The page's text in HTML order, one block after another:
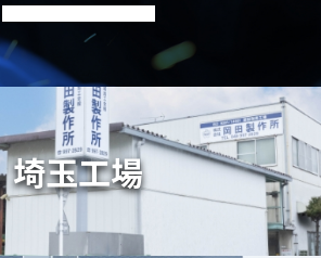
埼玉工場